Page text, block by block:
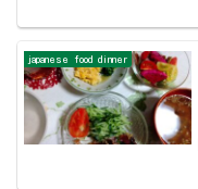
japanese food dinner